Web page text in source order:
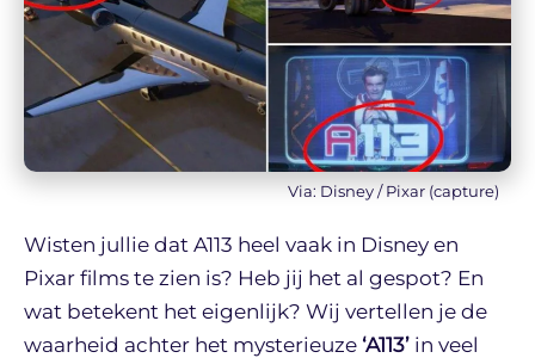
Via: Disney / Pixar (capture)
Wisten jullie dat A113 heel vaak in Disney en
Pixar films te zien is? Heb jij het al gespot? En
wat betekent het eigenlijk? Wij vertellen je de
waarheid achter het mysterieuze ‘A113’ in veel